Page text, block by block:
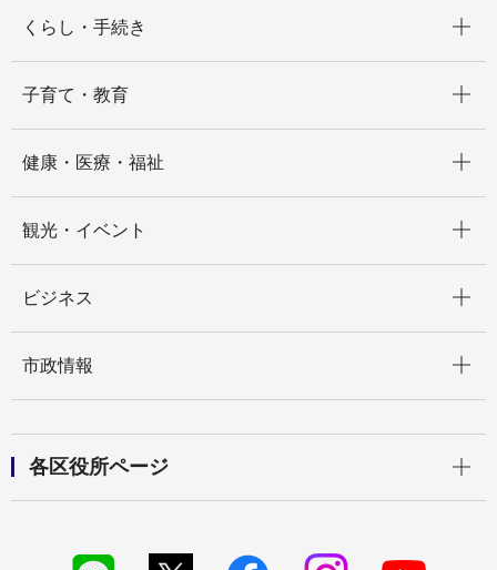
くらし・手続き
子育て・教育
健康・医療・福祉
観光・イベント
ビジネス
市政情報
各区役所ページ